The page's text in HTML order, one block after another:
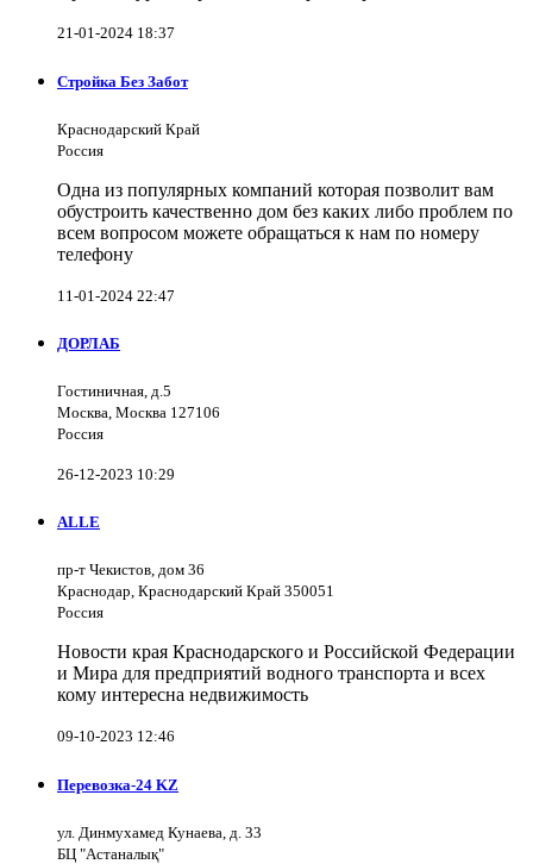
21-01-2024 18:37
Стройка Без Забот
Краснодарский Край
Россия
Одна из популярных компаний которая позволит вам
обустроить качественно дом без каких либо проблем по
всем вопросом можете обращаться к нам по номеру
телефону
11-01-2024 22:47
ДОРЛАБ
Гостиничная, д.5
Москва, Москва 127106
Россия
26-12-2023 10:29
ALLE
пр-т Чекистов, дом 36
Краснодар, Краснодарский Край 350051
Россия
Новости края Краснодарского и Российской Федерации
и Мира для предприятий водного транспорта и всех
кому интересна недвижимость
09-10-2023 12:46
Перевозка-24 KZ
ул. Динмухамед Кунаева, д. 33
БЦ "Астаналық"